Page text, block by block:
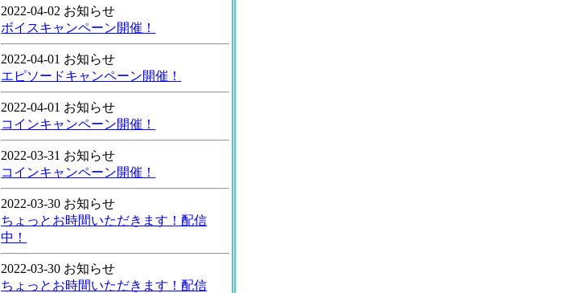
2022-04-02 お知らせ
ボイスキャンペーン開催！
2022-04-01 お知らせ
エピソードキャンペーン開催！
2022-04-01 お知らせ
コインキャンペーン開催！
2022-03-31 お知らせ
コインキャンペーン開催！
2022-03-30 お知らせ
ちょっとお時間いただきます！配信
中！
2022-03-30 お知らせ
ちょっとお時間いただきます！配信